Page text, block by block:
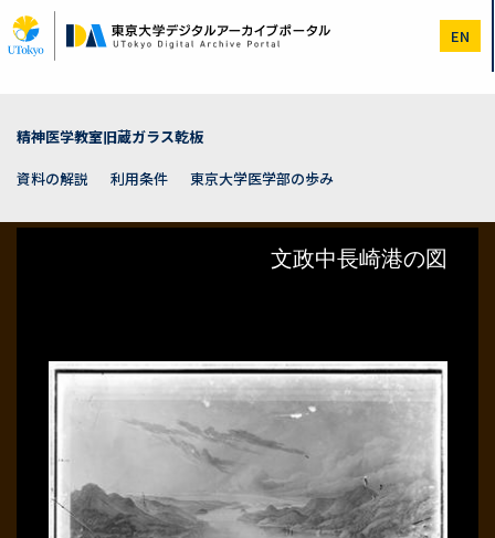
イ
ン
EN
精神医学教室旧蔵ガラス乾板
資料の解説
利用条件 東京大学医学部の歩み